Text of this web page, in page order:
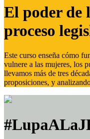
El poder de
proceso
Este curso enseña cómo
vulnere a las mujeres, los
llevamos más de tres
proposiciones, y